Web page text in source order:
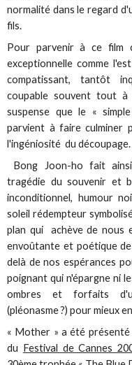
normalité dans le regard
fils.
Pour parvenir à ce film
exceptionnelle comme
compatissant, tantôt
coupable souvent tout
suspense que le «
parvient à faire culminer
l'ingéniosité du découpage.
Bong Joon-ho fait
tragédie du souvenir et
inconditionnel, humour
soleil rédempteur
plan qui achève de nous
envoûtante et poétique
delà de nos espérances
poignant qui n'épargne ni
ombres et forfaits
(pléonasme ?) pour mieux
« Mother » a été présenté
du Festival de Cannes